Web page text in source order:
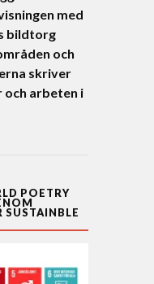
med
bildtorg
och
skriver
och arbeten i
POETRY
SUSTAINBLE